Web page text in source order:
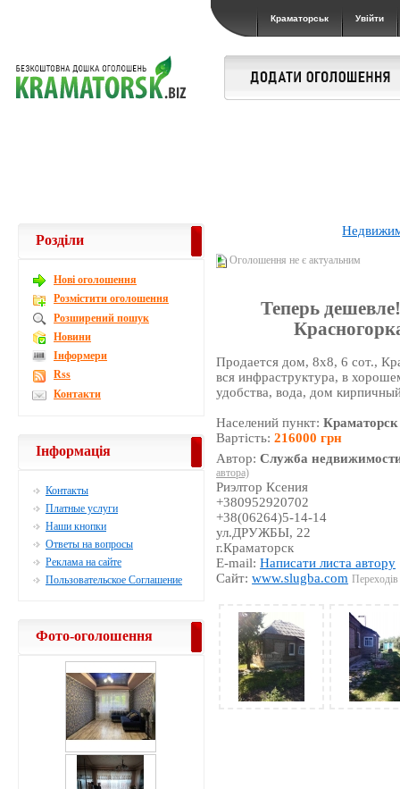
Краматорськ Увійти
Оголошення не є актуальним
Теперь
Продается дом, 8х8, 6 сот.,
вся инфраструктура, в
удобства, вода, дом
Населений пункт:Краматорск
Вартість:216000 грн
Автор:Служба
автора)
Риэлтор Ксения
+380952920702
+38(06264)5-14-14
ул.ДРУЖБЫ, 22
г.Краматорск
E-mail:Написати листа автору
Сайт:www.slugba.com
Розділи
Новi оголошення
Розмістити оголошення
Розширений пошук
Новини
Інформери
Rss
Контакти
Інформація
Контакты
Платные услуги
Наши кнопки
Ответы на вопросы
Реклама на сайте
Пользовательское Соглашение
Фото-оголошення